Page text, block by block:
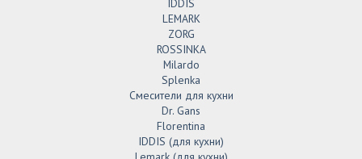
IDDIS
LEMARK
ZORG
ROSSINKA
Milardo
Splenka
Смесители для кухни
Dr. Gans
Florentina
IDDIS (для кухни)